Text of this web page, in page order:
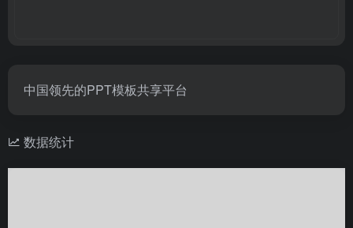
中国领先的PPT模板共享平台
数据统计